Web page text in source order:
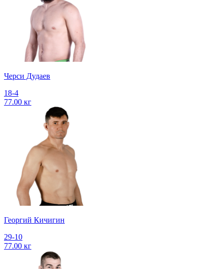
Черси Дудаев
18-4
77.00 кг
Георгий Кичигин
29-10
77.00 кг